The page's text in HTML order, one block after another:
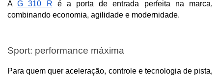
A G 310 R é a porta de entrada perfeita na marca,
combinando economia, agilidade e modernidade.
Sport: performance máxima
Para quem quer aceleração, controle e tecnologia de pista,